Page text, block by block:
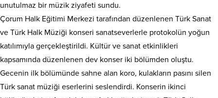
unutulmaz bir müzik ziyafeti sundu.
Çorum Halk Eğitimi Merkezi tarafından düzenlenen Türk Sanat
ve Türk Halk Müziği konseri sanatseverlerle protokolün yoğun
katılımıyla gerçekleştirildi. Kültür ve sanat etkinlikleri
kapsamında düzenlenen dev konser iki bölümden oluştu.
Gecenin ilk bölümünde sahne alan koro, kulakların pasını silen
Türk sanat müziği eserlerini seslendirdi. Konserin ikinci